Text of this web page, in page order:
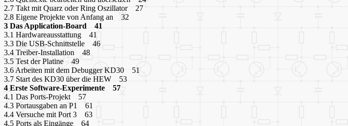
2.7 Takt mit Quarz oder Ring Oszillator 27
2.8 Eigene Projekte von Anfang an 32
3 Das Application-Board 41
3.1 Hardwareausstattung 41
3.3 Die USB-Schnittstelle 46
3.4 Treiber-Installation 48
3.5 Test der Platine 49
3.6 Arbeiten mit dem Debugger KD30 51
3.7 Start des KD30 über die HEW 53
4 Erste Software-Experimente 57
4.1 Das Ports-Projekt 57
4.3 Portausgaben an P1 61
4.4 Versuche mit Port 3 63
4.5 Ports als Eingänge 64